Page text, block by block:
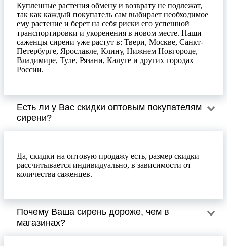
Купленные растения обмену и возврату не подлежат,
так как каждый покупатель сам выбирает необходимое
ему растение и берет на себя риски его успешной
транспортировки и укоренения в новом месте. Наши
саженцы сирени уже растут в: Твери, Москве, Санкт-
Петербурге, Ярославле, Клину, Нижнем Новгороде,
Владимире, Туле, Рязани, Калуге и других городах
России.
Есть ли у Вас скидки оптовым покупателям
сирени?
Да, скидки на оптовую продажу есть, размер скидки
рассчитывается индивидуально, в зависимости от
количества саженцев.
Почему Ваша сирень дороже, чем в
магазинах?